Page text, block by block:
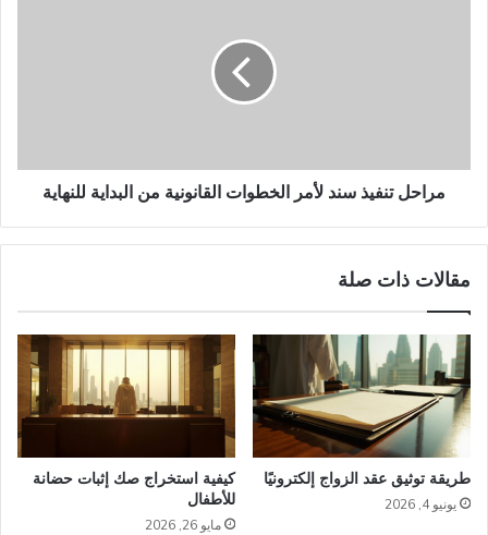
للنهاية
مراحل تنفيذ سند لأمر الخطوات القانونية من البداية للنهاية
مقالات ذات صلة
طريقة توثيق عقد الزواج إلكترونيًا
يونيو 4, 2026
كيفية استخراج صك إثبات حضانة
للأطفال
مايو 26, 2026